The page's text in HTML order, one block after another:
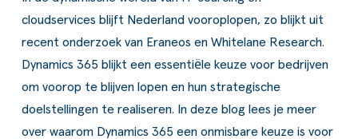
Workflow
Voorraad management &
Documenten aanpassen
Downloads
Klantcases
Business Central Trainingen
aanpak
klanten
team
bij SucceedIT
cloudservices blijft Nederland vooroplopen, zo blijkt uit
recent onderzoek van Eraneos en Whitelane Research.
Dynamics 365 blijkt een essentiële keuze voor bedrijven
om voorop te blijven lopen en hun strategische
doelstellingen te realiseren. In deze blog lees je meer
over waarom Dynamics 365 een onmisbare keuze is voor